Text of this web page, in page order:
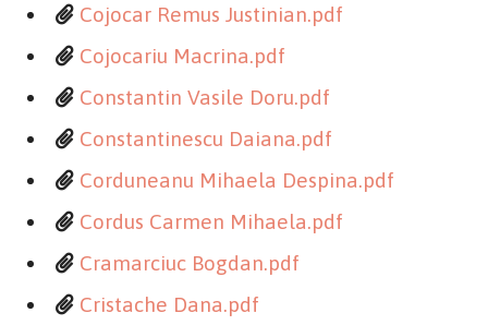
Cojocar Remus Justinian.pdf
Cojocariu Macrina.pdf
Constantin Vasile Doru.pdf
Constantinescu Daiana.pdf
Corduneanu Mihaela Despina.pdf
Cordus Carmen Mihaela.pdf
Cramarciuc Bogdan.pdf
Cristache Dana.pdf